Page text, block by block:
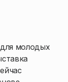
молодых